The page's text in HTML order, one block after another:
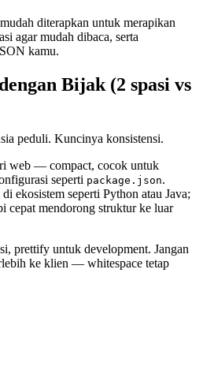
diterapkan untuk merapikan
agar mudah dibaca, serta
kamu.
Bijak (2 spasi vs
peduli. Kuncinya konsistensi.
web — compact, cocok untuk
seperti package.json.
ekosistem seperti Python atau Java;
cepat mendorong struktur ke luar
prettify untuk development. Jangan
ke klien — whitespace tetap